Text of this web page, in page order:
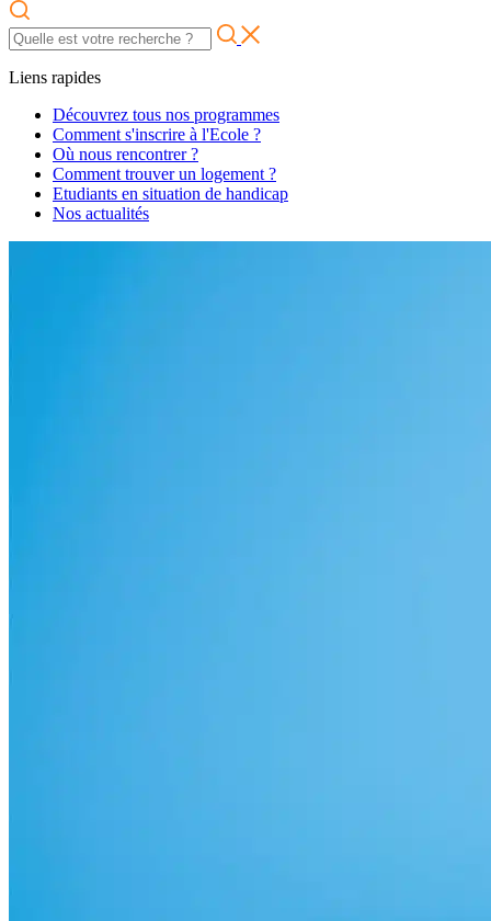
Liens rapides
Découvrez tous nos programmes
Comment s'inscrire à l'Ecole ?
Où nous rencontrer ?
Comment trouver un logement ?
Etudiants en situation de handicap
Nos actualités